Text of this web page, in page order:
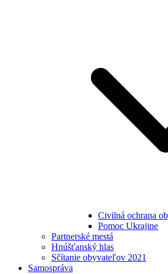
Civilná ochrana
Pomoc Ukrajine
Partnerské mestá
Hnúšťanský hlas
Sčítanie obyvateľov 2021
Samospráva